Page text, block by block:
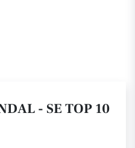
- SE TOP 10